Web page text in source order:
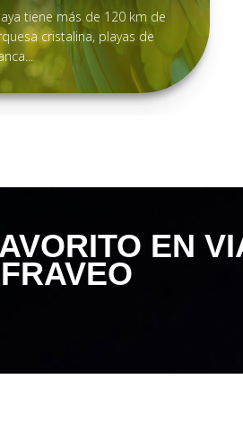
tiene más de 120 km de
cristalina, playas de
EN
FRAVEO